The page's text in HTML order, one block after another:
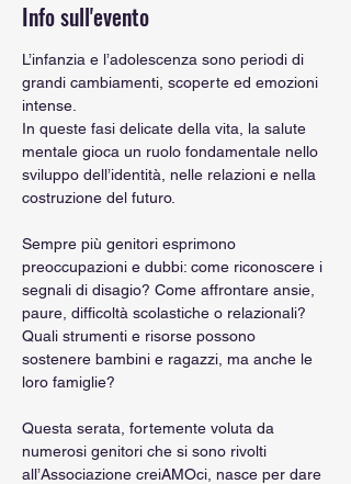
Info sull'evento
L’infanzia e l’adolescenza sono periodi di
grandi cambiamenti, scoperte ed emozioni
intense.
In queste fasi delicate della vita, la salute
mentale gioca un ruolo fondamentale nello
sviluppo dell’identità, nelle relazioni e nella
costruzione del futuro.
Sempre più genitori esprimono
preoccupazioni e dubbi: come riconoscere i
segnali di disagio? Come affrontare ansie,
paure, difficoltà scolastiche o relazionali?
Quali strumenti e risorse possono
sostenere bambini e ragazzi, ma anche le
loro famiglie?
Questa serata, fortemente voluta da
numerosi genitori che si sono rivolti
all’Associazione creiAMOci, nasce per dare